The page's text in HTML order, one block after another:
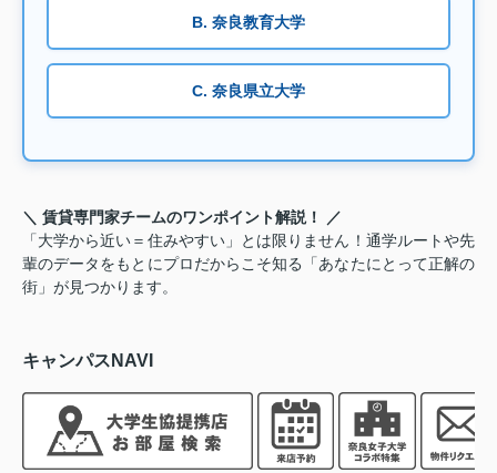
B. 奈良教育大学
C. 奈良県立大学
＼ 賃貸専門家チームのワンポイント解説！ ／
「大学から近い＝住みやすい」とは限りません！通学ルートや先
輩のデータをもとにプロだからこそ知る「あなたにとって正解の
街」が見つかります。
キャンパスNAVI